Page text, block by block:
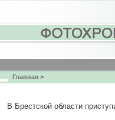
Главная >
В Брестской области